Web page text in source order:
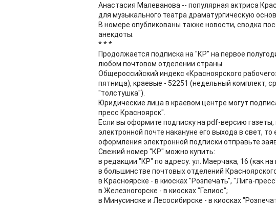
Анастасия Малеванова -- популярная актриса
для музыкального театра драматургическую
В номере опубликованы также новости, сводка
анекдоты.
* * *
Продолжается подписка на "КР" на первое
любом почтовом отделении страны.
Общероссийский индекс «Красноярского
пятница), краевые - 52251 (недельный комплект,
"толстушка").
Юридические лица в краевом центре могут
пресс Красноярск".
Если вы оформите подписку на pdf-версию
электронной почте накануне его выхода в свет,
оформления электронной подписки отправьте
Свежий номер "КР" можно купить:
в редакции "КР" по адресу: ул. Маерчака, 16 (как
в большинстве почтовых отделений
в Красноярске - в киосках "Розпечать", "Лига-
в Железногорске - в киосках "Гелиос";
в Минусинске и Лесосибирске - в киосках